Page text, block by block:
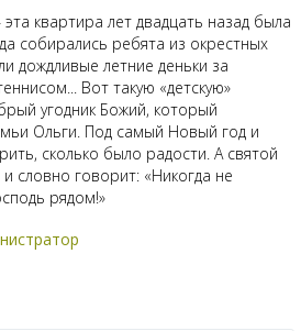
квартира лет двадцать назад была
собирались ребята из окрестных
дождливые летние деньки за
Вот такую «детскую»
угодник Божий, который
Ольги. Под самый Новый год и
сколько было радости. А святой
словно говорит: «Никогда не
рядом!»